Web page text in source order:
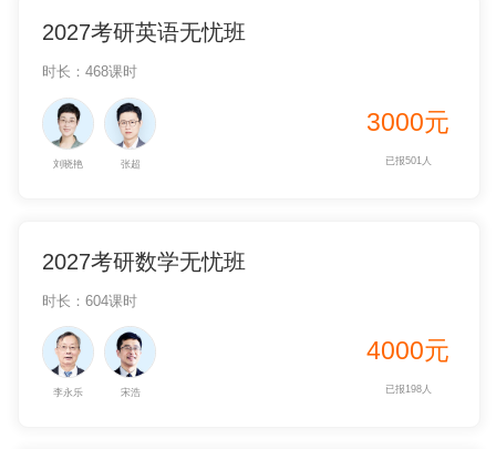
2027考研英语无忧班
时长：468课时
刘晓艳 张超
3000元
已报501人
2027考研数学无忧班
时长：604课时
李永乐 宋浩
4000元
已报198人